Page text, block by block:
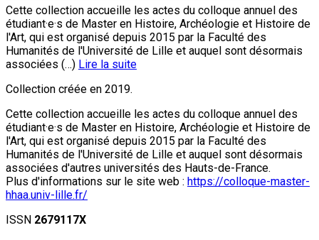
Cette collection accueille les actes du colloque annuel des
étudiant·e·s de Master en Histoire, Archéologie et Histoire de
l'Art, qui est organisé depuis 2015 par la Faculté des
Humanités de l'Université de Lille et auquel sont désormais
associées (…) Lire la suite
Collection créée en 2019.
Cette collection accueille les actes du colloque annuel des
étudiant·e·s de Master en Histoire, Archéologie et Histoire de
l'Art, qui est organisé depuis 2015 par la Faculté des
Humanités de l'Université de Lille et auquel sont désormais
associées d'autres universités des Hauts-de-France.
Plus d'informations sur le site web : https://colloque-master-
hhaa.univ-lille.fr/
ISSN 2679117X